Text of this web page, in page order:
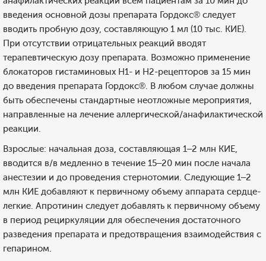
введения основной дозы препарата Гордокс® следует
вводить пробную дозу, составляющую 1 мл (10 тыс. КИЕ).
При отсутствии отрицательных реакций вводят
терапевтическую дозу препарата. Возможно применение
блокаторов гистаминовых Н1- и Н2-рецепторов за 15 мин
до введения препарата Гордокс®. В любом случае должны
быть обеспечены стандартные неотложные мероприятия,
направленные на лечение аллергической/анафилактической
реакции.
Взрослые: начальная доза, составляющая 1–2 млн КИЕ,
вводится в/в медленно в течение 15–20 мин после начала
анестезии и до проведения стернотомии. Следующие 1–2
млн КИЕ добавляют к первичному объему аппарата сердце-
легкие. Апротинин следует добавлять к первичному объему
в период рециркуляции для обеспечения достаточного
разведения препарата и предотвращения взаимодействия с
гепарином.